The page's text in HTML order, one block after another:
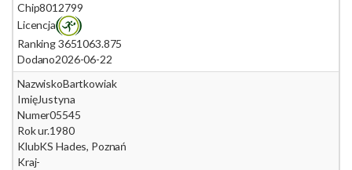
Chip8012799
Licencja
Ranking 3651063.875
Dodano2026-06-22
NazwiskoBartkowiak
ImięJustyna
Numer05545
Rok ur.1980
KlubKS Hades, Poznań
Kraj-